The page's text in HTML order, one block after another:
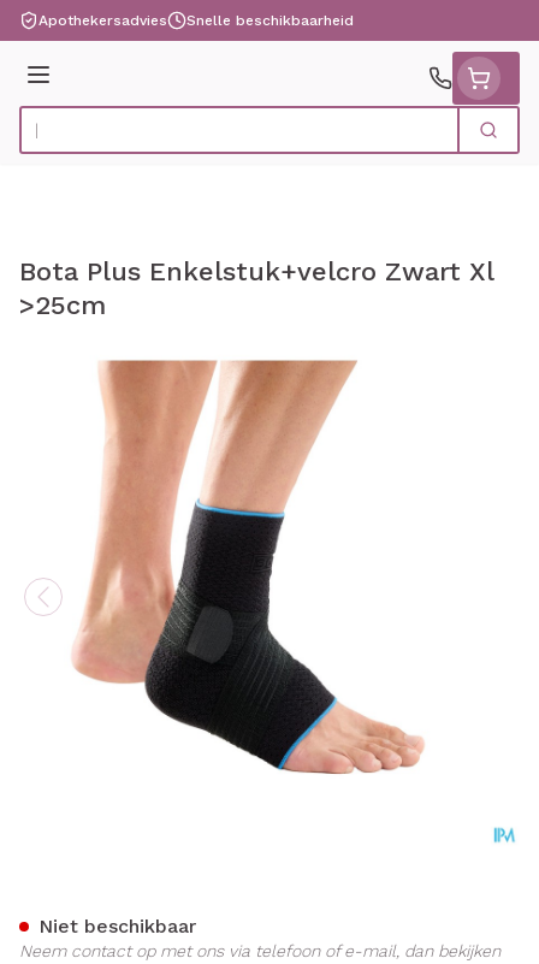
Ga naar de inhoud
Apothekersadvies Snelle beschikbaarheid
Menu
Product, merk, categorie... Zoek
Bota Plus Enkelstuk+velcro Zwart Xl
>25cm
Niet beschikbaar
Neem contact op met ons via telefoon of e-mail, dan bekijken